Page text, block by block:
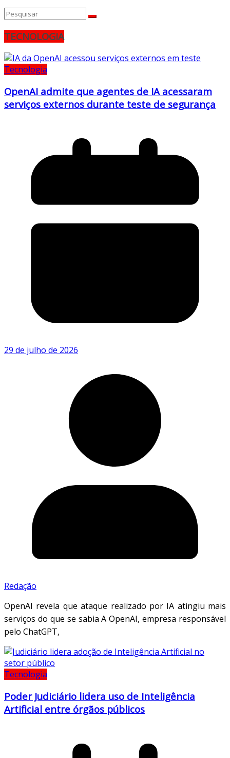
TECNOLOGIA
Tecnologia
OpenAI admite que agentes de IA acessaram
serviços externos durante teste de segurança
29 de julho de 2026
Redação
OpenAI revela que ataque realizado por IA atingiu mais
serviços do que se sabia A OpenAI, empresa responsável
pelo ChatGPT,
Tecnologia
Poder Judiciário lidera uso de Inteligência
Artificial entre órgãos públicos